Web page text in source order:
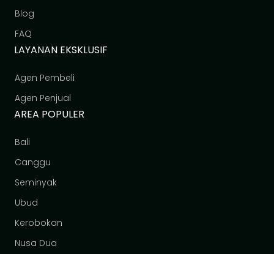
Blog
FAQ
LAYANAN EKSKLUSIF
Agen Pembeli
Agen Penjual
AREA POPULER
Bali
Canggu
Seminyak
Ubud
Kerobokan
Nusa Dua